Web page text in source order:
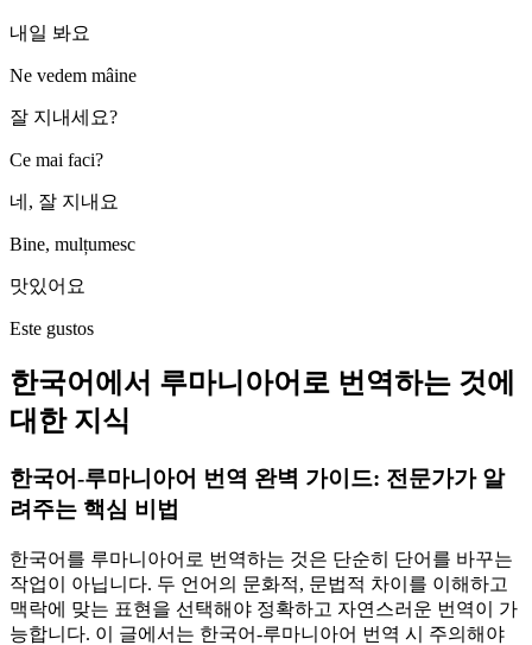
내일 봐요
Ne vedem mâine
잘 지내세요?
Ce mai faci?
네, 잘 지내요
Bine, mulțumesc
맛있어요
Este gustos
한국어에서 루마니아어로 번역하는 것에
대한 지식
한국어-루마니아어 번역 완벽 가이드: 전문가가 알
려주는 핵심 비법
한국어를 루마니아어로 번역하는 것은 단순히 단어를 바꾸는
작업이 아닙니다. 두 언어의 문화적, 문법적 차이를 이해하고
맥락에 맞는 표현을 선택해야 정확하고 자연스러운 번역이 가
능합니다. 이 글에서는 한국어-루마니아어 번역 시 주의해야